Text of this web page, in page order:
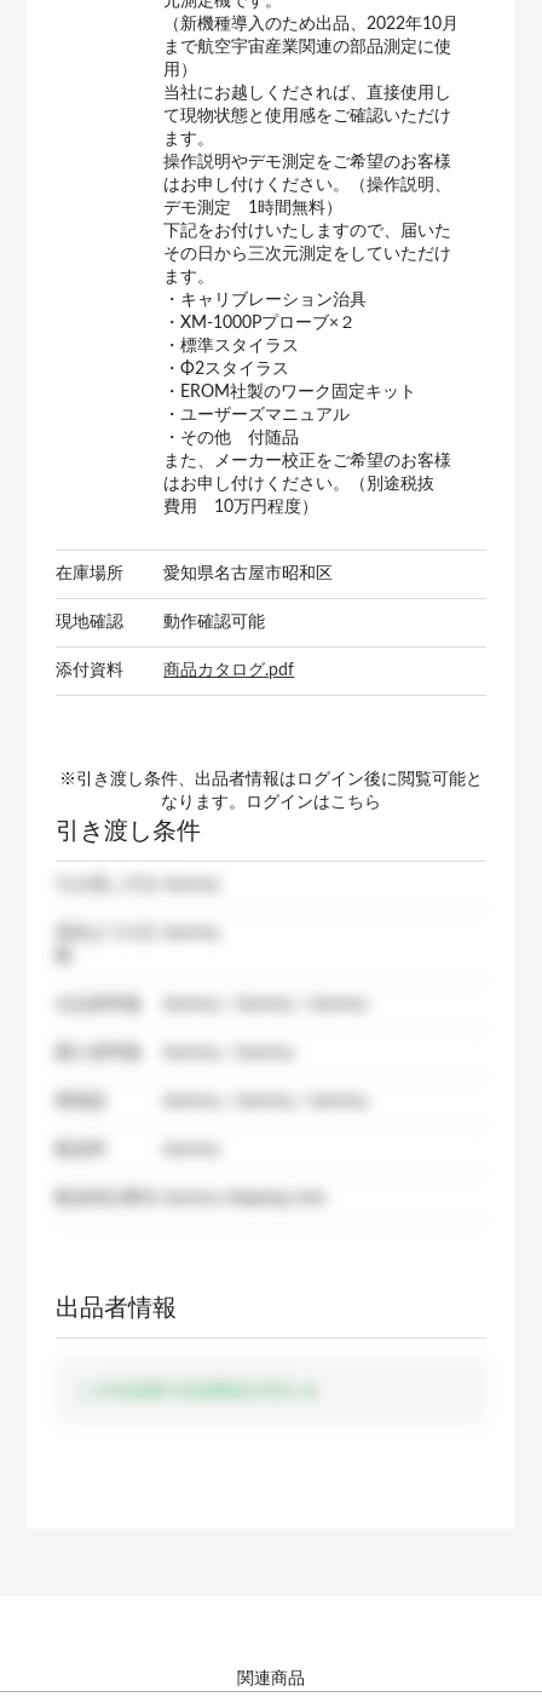
（新機種導入のため出品、2022年10月
まで航空宇宙産業関連の部品測定に使
用）
当社にお越しくだされば、直接使用し
て現物状態と使用感をご確認いただけ
ます。
操作説明やデモ測定をご希望のお客様
はお申し付けください。（操作説明、
デモ測定 1時間無料）
下記をお付けいたしますので、届いた
その日から三次元測定をしていただけ
ます。
・キャリブレーション治具
・XM-1000Pプローブ×２
・標準スタイラス
・Φ2スタイラス
・EROM社製のワーク固定キット
・ユーザーズマニュアル
・その他 付随品
また、メーカー校正をご希望のお客様
はお申し付けください。（別途税抜
費用 10万円程度）
在庫場所 愛知県名古屋市昭和区
現地確認 動作確認可能
添付資料 商品カタログ.pdf
※引き渡し条件、出品者情報はログイン後に閲覧可能と
なります。ログインはこちら
引き渡し条件
出品者情報
関連商品